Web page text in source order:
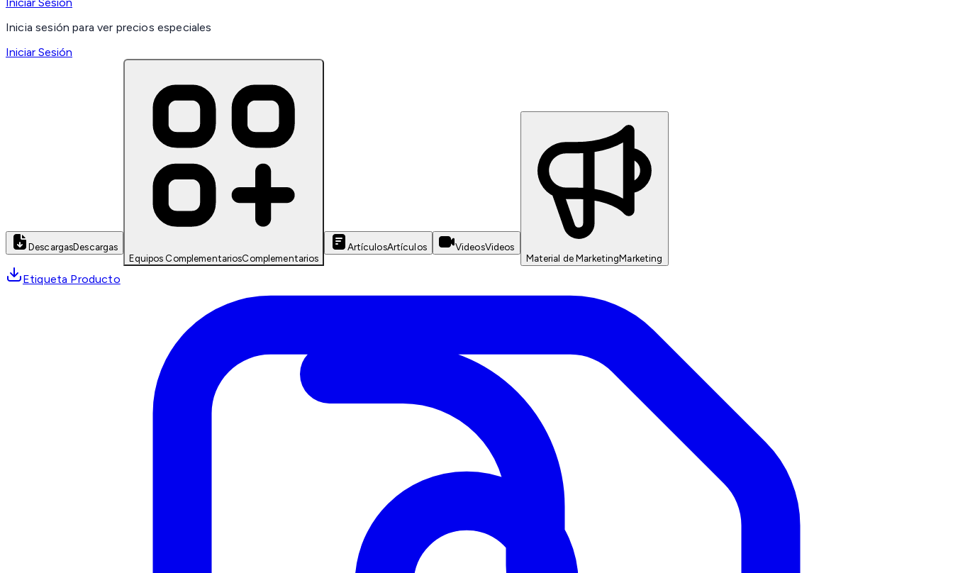
Inicia sesión para ver precios especiales
Iniciar Sesión
DescargasDescargas
Equipos ComplementariosComplementarios
ArtículosArtículos VideosVideos
Material de MarketingMarketing
Etiqueta Producto